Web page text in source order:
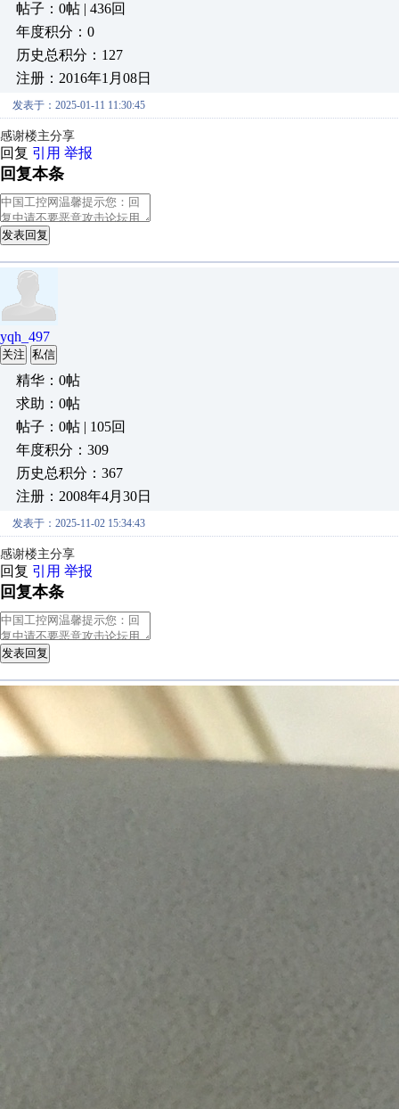
帖子：0帖 | 436回
年度积分：0
历史总积分：127
注册：2016年1月08日
发表于：2025-01-11 11:30:45
感谢楼主分享
回复 引用 举报
回复本条
发表回复
yqh_497
关注 私信
精华：0帖
求助：0帖
帖子：0帖 | 105回
年度积分：309
历史总积分：367
注册：2008年4月30日
发表于：2025-11-02 15:34:43
感谢楼主分享
回复 引用 举报
回复本条
发表回复